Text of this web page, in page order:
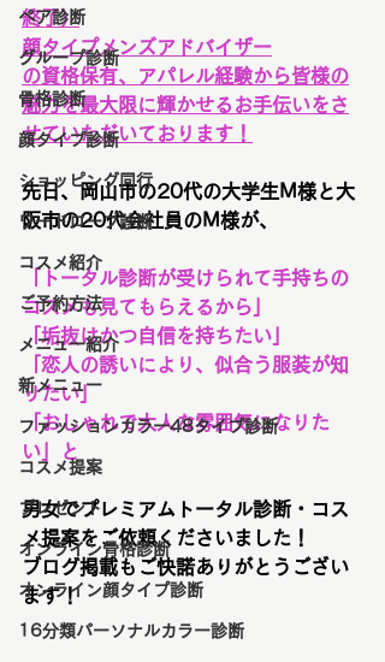
ペア診断
グループ診断
骨格診断
顔タイプ診断
ショッピング同行
ワードローブ診断
コスメ紹介
ご予約方法
メニュー紹介
新メニュー
ファッションカラー48タイプ診断
コスメ提案
プレゼント
オンライン骨格診断
オンライン顔タイプ診断
16分類パーソナルカラー診断
終了）
顔タイプメンズアドバイザー
の資格保有、アパレル経験から皆様の
魅力を最大限に輝かせるお手伝いをさ
せていただいております！
先日、岡山市の20代の大学生M様と大
阪市の20代会社員のM様が、
「トータル診断が受けられて手持ちの
コスメも見てもらえるから」
「垢抜けかつ自信を持ちたい」
「恋人の誘いにより、似合う服装が知
りたい」
「おしゃれで大人な雰囲気になりた
い」と
男女でプレミアムトータル診断・コス
メ提案をご依頼くださいました！
ブログ掲載もご快諾ありがとうござい
ます！